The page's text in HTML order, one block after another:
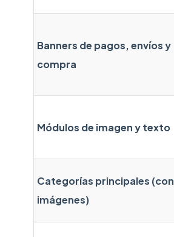
Banners de pagos, envíos y
compra
Módulos de imagen y texto
Categorías principales (con
imágenes)